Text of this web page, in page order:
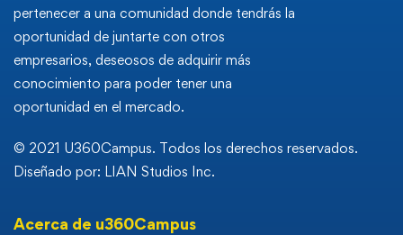
pertenecer a una comunidad donde tendrás la
oportunidad de juntarte con otros
empresarios, deseosos de adquirir más
conocimiento para poder tener una
oportunidad en el mercado.
© 2021 U360Campus. Todos los derechos reservados.
Diseñado por: LIAN Studios Inc.
Acerca de u360Campus